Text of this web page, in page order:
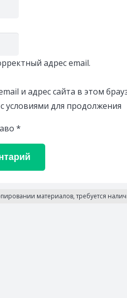
адрес email.
и адрес сайта в этом
условиями для продолжения
*
материалов, требуется